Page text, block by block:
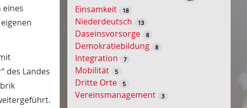
eines
des Landes
Einsamkeit 18
Niederdeutsch 13
Daseinsvorsorge 8
Demokratiebildung 8
Integration 7
Mobilität 5
Dritte Orte 5
Vereinsmanagement 3